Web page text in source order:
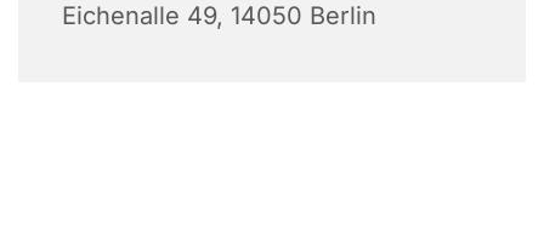
Eichenalle 49, 14050 Berlin